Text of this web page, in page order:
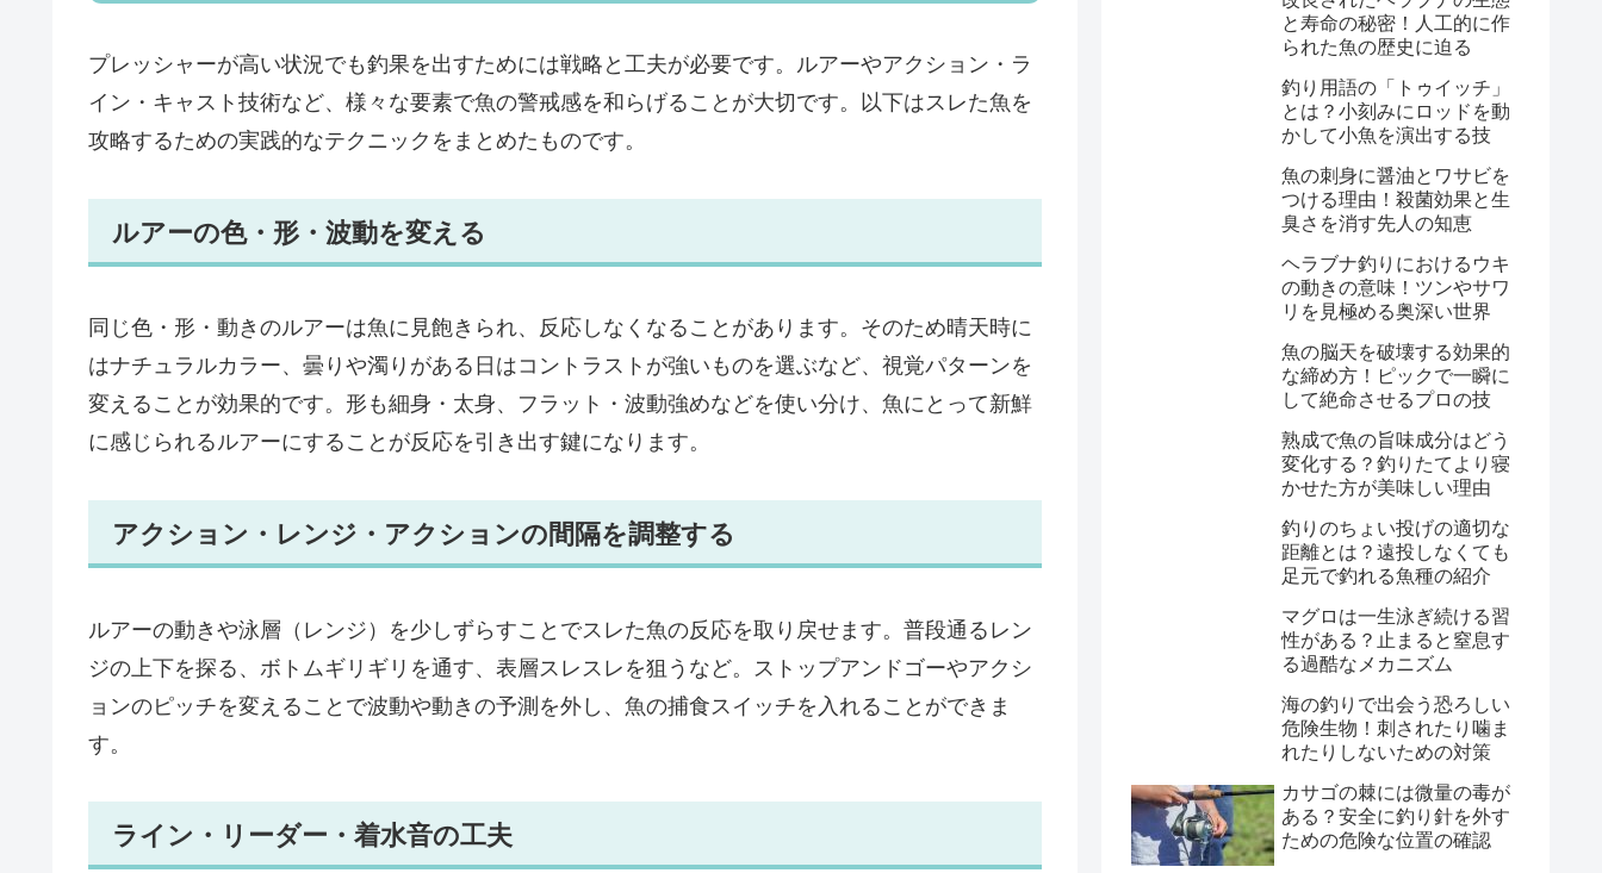
プレッシャーが高い状況でも釣果を出すためには戦略と工夫が必要です。ルアーやアクション・ラ
イン・キャスト技術など、様々な要素で魚の警戒感を和らげることが大切です。以下はスレた魚を
攻略するための実践的なテクニックをまとめたものです。
ルアーの色・形・波動を変える
同じ色・形・動きのルアーは魚に見飽きられ、反応しなくなることがあります。そのため晴天時に
はナチュラルカラー、曇りや濁りがある日はコントラストが強いものを選ぶなど、視覚パターンを
変えることが効果的です。形も細身・太身、フラット・波動強めなどを使い分け、魚にとって新鮮
に感じられるルアーにすることが反応を引き出す鍵になります。
アクション・レンジ・アクションの間隔を調整する
ルアーの動きや泳層（レンジ）を少しずらすことでスレた魚の反応を取り戻せます。普段通るレン
ジの上下を探る、ボトムギリギリを通す、表層スレスレを狙うなど。ストップアンドゴーやアクシ
ョンのピッチを変えることで波動や動きの予測を外し、魚の捕食スイッチを入れることができま
す。
ライン・リーダー・着水音の工夫
と寿命の秘密！人工的に作
られた魚の歴史に迫る
釣り用語の「トゥイッチ」
とは？小刻みにロッドを動
かして小魚を演出する技
魚の刺身に醤油とワサビを
つける理由！殺菌効果と生
臭さを消す先人の知恵
ヘラブナ釣りにおけるウキ
の動きの意味！ツンやサワ
リを見極める奥深い世界
魚の脳天を破壊する効果的
な締め方！ピックで一瞬に
して絶命させるプロの技
熟成で魚の旨味成分はどう
変化する？釣りたてより寝
かせた方が美味しい理由
釣りのちょい投げの適切な
距離とは？遠投しなくても
足元で釣れる魚種の紹介
マグロは一生泳ぎ続ける習
性がある？止まると窒息す
る過酷なメカニズム
海の釣りで出会う恐ろしい
危険生物！刺されたり噛ま
れたりしないための対策
カサゴの棘には微量の毒が
ある？安全に釣り針を外す
ための危険な位置の確認